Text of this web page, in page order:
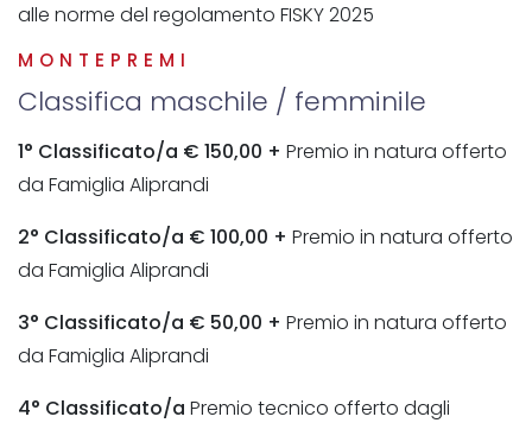
alle norme del regolamento FISKY 2025
MONTEPREMI
Classifica maschile / femminile
1° Classificato/a € 150,00 + Premio in natura offerto
da Famiglia Aliprandi
2° Classificato/a € 100,00 + Premio in natura offerto
da Famiglia Aliprandi
3° Classificato/a € 50,00 + Premio in natura offerto
da Famiglia Aliprandi
4° Classificato/a Premio tecnico offerto dagli